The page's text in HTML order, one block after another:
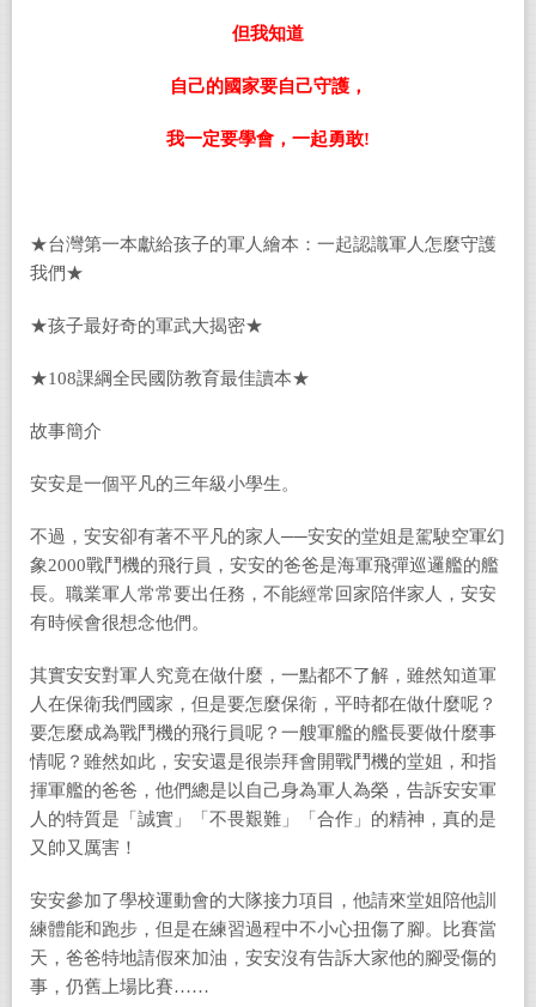
但我知道
自己的國家要自己守護，
我一定要學會，一起勇敢!
★台灣第一本獻給孩子的軍人繪本：一起認識軍人怎麼守護
我們★
★孩子最好奇的軍武大揭密★
★108課綱全民國防教育最佳讀本★
故事簡介
安安是一個平凡的三年級小學生。
不過，安安卻有著不平凡的家人──安安的堂姐是駕駛空軍幻
象2000戰鬥機的飛行員，安安的爸爸是海軍飛彈巡邏艦的艦
長。職業軍人常常要出任務，不能經常回家陪伴家人，安安
有時候會很想念他們。
其實安安對軍人究竟在做什麼，一點都不了解，雖然知道軍
人在保衛我們國家，但是要怎麼保衛，平時都在做什麼呢？
要怎麼成為戰鬥機的飛行員呢？一艘軍艦的艦長要做什麼事
情呢？雖然如此，安安還是很崇拜會開戰鬥機的堂姐，和指
揮軍艦的爸爸，他們總是以自己身為軍人為榮，告訴安安軍
人的特質是「誠實」「不畏艱難」「合作」的精神，真的是
又帥又厲害！
安安參加了學校運動會的大隊接力項目，他請來堂姐陪他訓
練體能和跑步，但是在練習過程中不小心扭傷了腳。比賽當
天，爸爸特地請假來加油，安安沒有告訴大家他的腳受傷的
事，仍舊上場比賽……